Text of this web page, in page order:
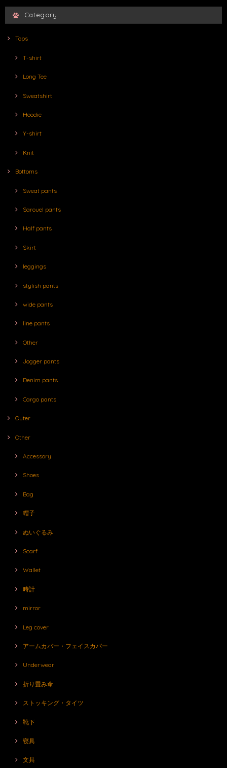
Category
Tops
T-shirt
Long Tee
Sweatshirt
Hoodie
Y-shirt
Knit
Bottoms
Sweat pants
Sarouel pants
Half pants
Skirt
leggings
stylish pants
wide pants
line pants
Other
Jogger pants
Denim pants
Cargo pants
Outer
Other
Accessory
Shoes
Bag
帽子
ぬいぐるみ
Scarf
Wallet
時計
mirror
Leg cover
アームカバー・フェイスカバー
Underwear
折り畳み傘
ストッキング・タイツ
靴下
寝具
文具